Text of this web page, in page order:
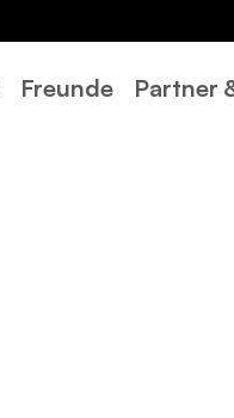
Freunde Partner